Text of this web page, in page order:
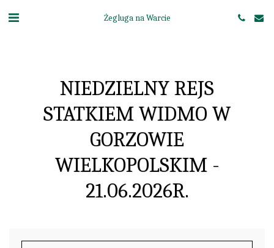
Żegluga na Warcie
NIEDZIELNY REJS
STATKIEM WIDMO W
GORZOWIE
WIELKOPOLSKIM -
21.06.2026R.